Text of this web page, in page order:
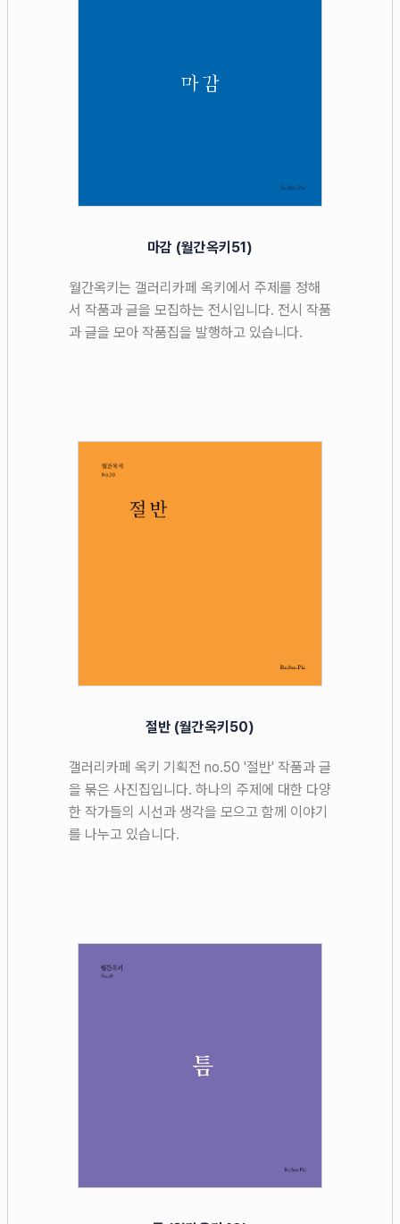
마감 (월간옥키51)
월간옥키는 갤러리카페 옥키에서 주제를 정해
서 작품과 글을 모집하는 전시입니다. 전시 작품
과 글을 모아 작품집을 발행하고 있습니다.
절반 (월간옥키50)
갤러리카페 옥키 기획전 no.50 '절반' 작품과 글
을 묶은 사진집입니다. 하나의 주제에 대한 다양
한 작가들의 시선과 생각을 모으고 함께 이야기
를 나누고 있습니다.